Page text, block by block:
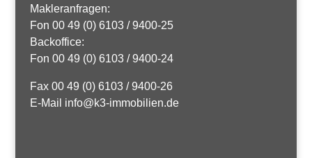
Makleranfragen:
Fon 00 49 (0) 6103 / 9400-25
Backoffice:
Fon 00 49 (0) 6103 / 9400-24
Fax 00 49 (0) 6103 / 9400-26
E-Mail info@k3-immobilien.de